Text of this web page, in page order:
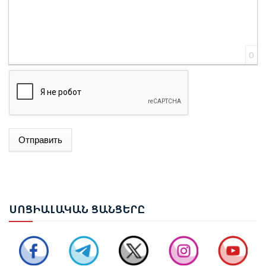
0
Отправить
ՍՈՑԻԱԼԱԿԱՆ ՑԱՆՑԵՐԸ
ՌՈՒԲԵՆ ՌՈՒԲԻՆՅԱՆԸ ԸՆՏՐՎԵՑ ԱԺ ՆԱԽԱԳԱՀ
ՆԻԿՈԼ ՓԱՇԻՆՅԱՆԻՆ ՎԱՐՉԱՊԵՏ ՆՇԱՆԱԿԵԼՈՒ
ՄԱՍԻՆ ՀՐԱՄԱՆԱԳԻՐԸ
ԻԼՀԱՄ ԱԼԻԵՎ. ԿԵՆՏՐՈՆԱԿԱՆ ԱՍԻԱՅԻ ԵՐԿՐՆԵՐԻ